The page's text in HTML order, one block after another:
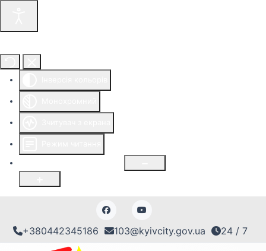
+380442345186 103@kyivcity.gov.ua 24 / 7